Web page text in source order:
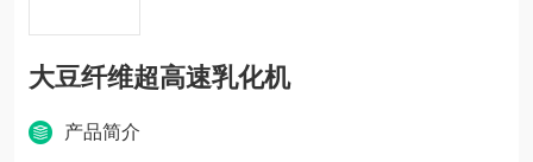
大豆纤维超高速乳化机
产品简介